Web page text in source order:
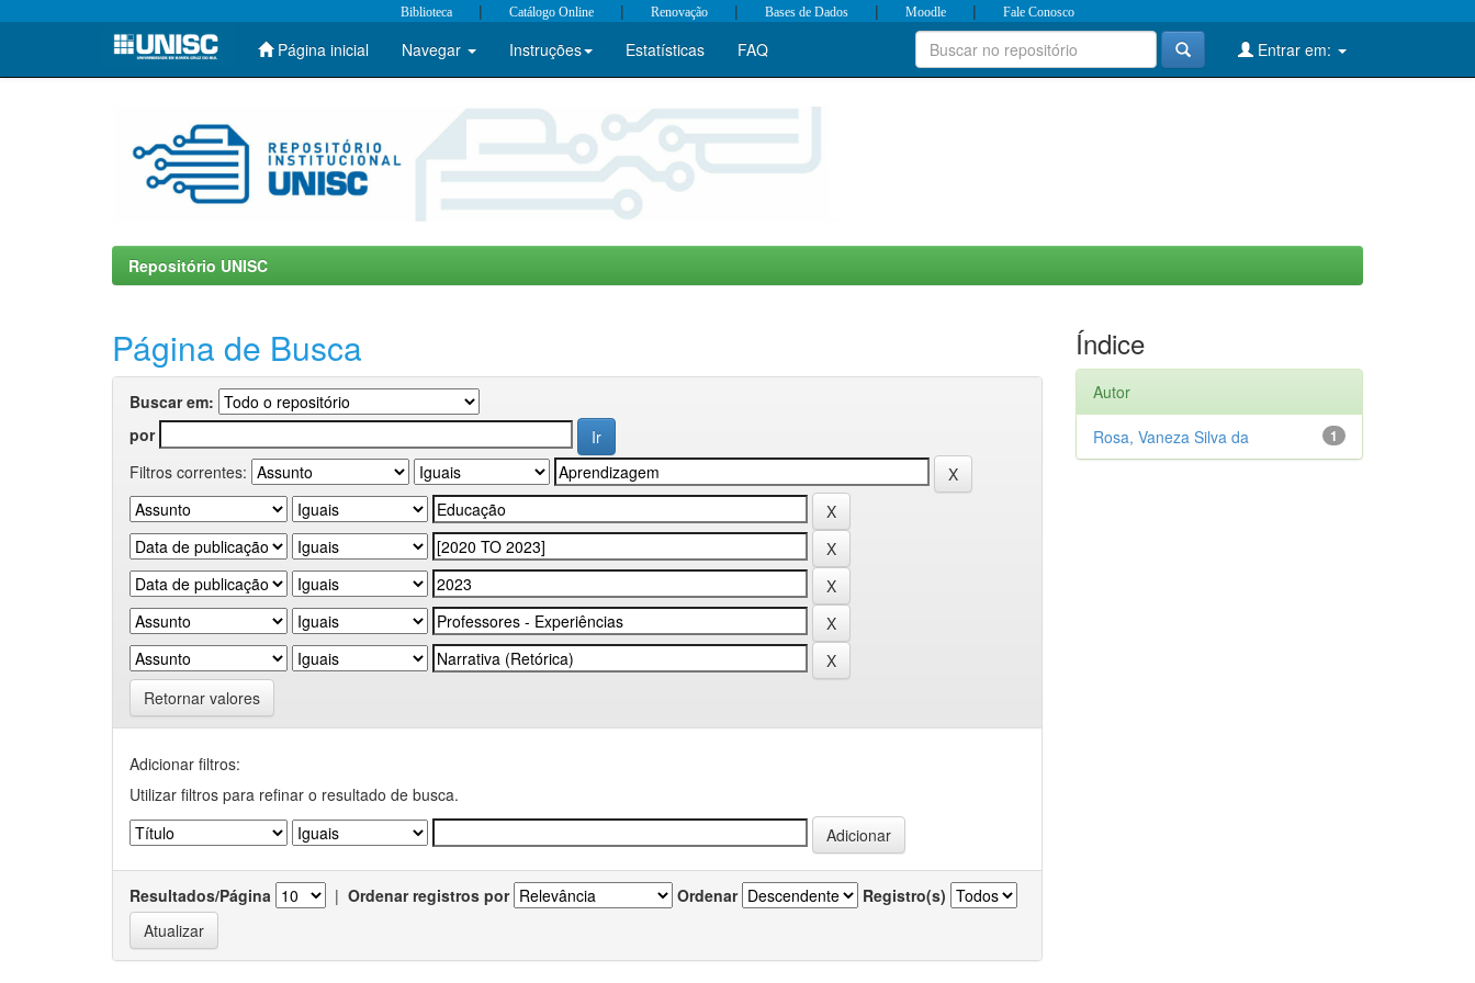
Skip
Biblioteca | Catálogo Online | Renovação | Bases de Dados | Moodle | Fale Conosco
Página inicial Navegar Instruções Estatísticas FAQ Entrar em:
Repositório UNISC
Página de Busca
Buscar em:
por
Filtros correntes:
Retornar valores
Adicionar filtros:
Utilizar filtros para refinar o resultado de busca.
Resultados/Página | Ordenar registros por Ordenar Registro(s)
Índice
Autor
1
Rosa, Vaneza Silva da